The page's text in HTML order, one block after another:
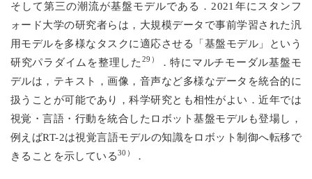
そして第三の潮流が基盤モデルである．2021年にスタンフ
ォード大学の研究者らは，大規模データで事前学習された汎
用モデルを多様なタスクに適応させる「基盤モデル」という
研究パラダイムを整理した 29）
．特にマルチモーダル基盤モ
デルは，テキスト，画像，音声など多様なデータを統合的に
扱うことが可能であり，科学研究とも相性がよい．近年では
視覚・言語・行動を統合したロボット基盤モデルも登場し，
例えばRT-2は視覚言語モデルの知識をロボット制御へ転移で
きることを示している30） ．